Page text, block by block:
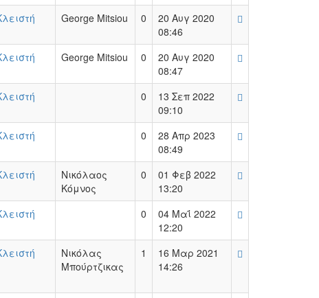
George Mitsiou 0
20 Αυγ 2020
08:46
George Mitsiou 0
20 Αυγ 2020
08:47
0
13 Σεπ 2022
09:10
0
28 Απρ 2023
08:49
Νικόλαος
Κόμνος
0
01 Φεβ 2022
13:20
0
04 Μαΐ 2022
12:20
Νικόλας
Μπούρτζικας
1
16 Μαρ 2021
14:26